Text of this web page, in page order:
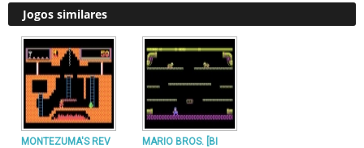
Jogos similares
MONTEZUMA'S REV MARIO BROS. [BI